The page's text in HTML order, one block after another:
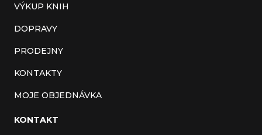
VÝKUP KNIH
DOPRAVY
PRODEJNY
KONTAKTY
MOJE OBJEDNÁVKA
KONTAKT